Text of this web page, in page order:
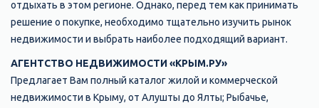
отдыхать в этом регионе. Однако, перед тем как принимать
решение о покупке, необходимо тщательно изучить рынок
недвижимости и выбрать наиболее подходящий вариант.
АГЕНТСТВО НЕДВИЖИМОСТИ «КРЫМ.РУ»
Предлагает Вам полный каталог жилой и коммерческой
недвижимости в Крыму, от Алушты до Ялты; Рыбачье,